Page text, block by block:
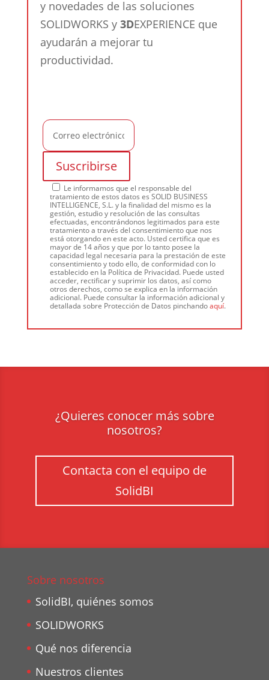
y novedades de las soluciones
SOLIDWORKS y3DEXPERIENCE que
ayudarán a mejorar tu
productividad.
Le informamos que el responsable del
tratamiento de estos datos es SOLID BUSINESS
INTELLIGENCE, S.L. y la finalidad del mismo es la
gestión, estudio y resolución de las consultas
efectuadas, encontrándonos legitimados para este
tratamiento a través del consentimiento que nos
está otorgando en este acto. Usted certifica que es
mayor de 14 años y que por lo tanto posee la
capacidad legal necesaria para la prestación de este
consentimiento y todo ello, de conformidad con lo
establecido en la Política de Privacidad. Puede usted
acceder, rectificar y suprimir los datos, así como
otros derechos, como se explica en la información
adicional. Puede consultar la información adicional y
detallada sobre Protección de Datos pinchandoaquí.
¿Quieres conocer más sobre
nosotros?
Contacta con el equipo de
SolidBI
Sobre nosotros
SolidBI, quiénes somos
SOLIDWORKS
Qué nos diferencia
Nuestros clientes